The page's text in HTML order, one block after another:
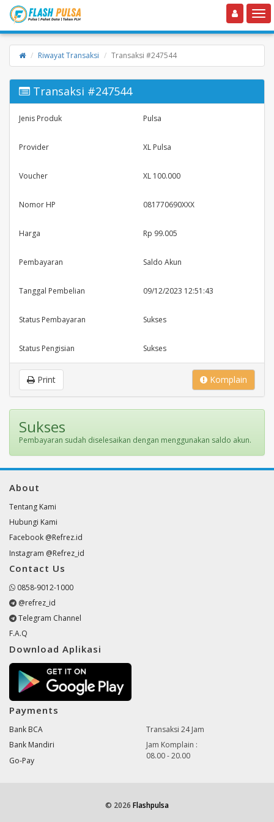
Toggle navigation
Riwayat Transaksi Transaksi #247544
Transaksi #247544
Jenis Produk Pulsa
Provider XL Pulsa
Voucher XL 100.000
Nomor HP 081770690XXX
Harga Rp 99.005
Pembayaran Saldo Akun
Tanggal Pembelian 09/12/2023 12:51:43
Status Pembayaran Sukses
Status Pengisian Sukses
Komplain
Print
Sukses
Pembayaran sudah diselesaikan dengan menggunakan saldo akun.
About
Tentang Kami
Hubungi Kami
Facebook @Refrez.id
Instagram @Refrez_id
Contact Us
0858-9012-1000
@refrez_id
Telegram Channel
F.A.Q
Download Aplikasi
Payments
Bank BCA
Bank Mandiri
Go-Pay
Transaksi 24 Jam
Jam Komplain :
08.00 - 20.00
© 2026 Flashpulsa